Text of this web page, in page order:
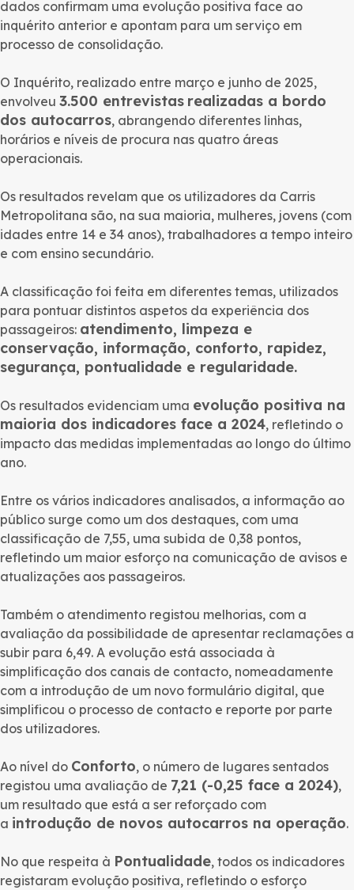
dados confirmam uma evolução positiva face ao
inquérito anterior e apontam para um serviço em
processo de consolidação.
O Inquérito, realizado entre março e junho de 2025,
envolveu 3.500 entrevistas realizadas a bordo
dos autocarros, abrangendo diferentes linhas,
horários e níveis de procura nas quatro áreas
operacionais.
Os resultados revelam que os utilizadores da Carris
Metropolitana são, na sua maioria, mulheres, jovens (com
idades entre 14 e 34 anos), trabalhadores a tempo inteiro
e com ensino secundário.
A classificação foi feita em diferentes temas, utilizados
para pontuar distintos aspetos da experiência dos
passageiros: atendimento, limpeza e
conservação, informação, conforto, rapidez,
segurança, pontualidade e regularidade.
Os resultados evidenciam uma evolução positiva na
maioria dos indicadores face a 2024, refletindo o
impacto das medidas implementadas ao longo do último
ano.
Entre os vários indicadores analisados, a informação ao
público surge como um dos destaques, com uma
classificação de 7,55, uma subida de 0,38 pontos,
refletindo um maior esforço na comunicação de avisos e
atualizações aos passageiros.
Também o atendimento registou melhorias, com a
avaliação da possibilidade de apresentar reclamações a
subir para 6,49. A evolução está associada à
simplificação dos canais de contacto, nomeadamente
com a introdução de um novo formulário digital, que
simplificou o processo de contacto e reporte por parte
dos utilizadores.
Ao nível do Conforto, o número de lugares sentados
registou uma avaliação de 7,21 (-0,25 face a 2024),
um resultado que está a ser reforçado com
a introdução de novos autocarros na operação.
No que respeita à Pontualidade, todos os indicadores
registaram evolução positiva, refletindo o esforço